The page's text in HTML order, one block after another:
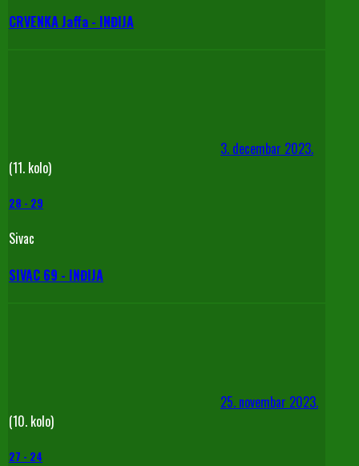
CRVENKA Jaffa - INĐIJA
3. decembar 2023.
(11. kolo)
28 - 29
Sivac
SIVAC 69 - INĐIJA
25. novembar 2023.
(10. kolo)
27 - 24